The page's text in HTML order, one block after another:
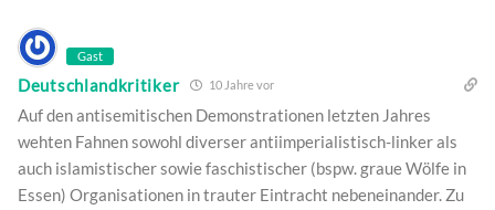
Gast
Deutschlandkritiker 10 Jahre vor
Auf den antisemitischen Demonstrationen letzten Jahres
wehten Fahnen sowohl diverser antiimperialistisch-linker als
auch islamistischer sowie faschistischer (bspw. graue Wölfe in
Essen) Organisationen in trauter Eintracht nebeneinander. Zu